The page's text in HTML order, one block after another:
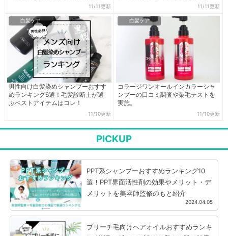
11/11更新 11/11更新
白髪ケア
11/10更新
男性向け白髪染めシャンプーおすす
めランキング6選！毛髪診断士が選
ぶベストアイテムはコレ！
白髪ケア
11/10更新
コラージワンオールインカラーシャ
ンプーの口コミ調査や染毛テストを
実施。
PICKUP
PPT系シャンプーおすすめランキング10
選！PPT界面活性剤の効果やメリット・デ
メリットを美容師監修のもと紹介
2024.04.05
ブリーチ毛向けヘアオイルおすすめランキ